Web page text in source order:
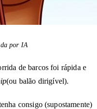
por IA
de barcos foi rápida e
(ou balão dirigível).
consigo (supostamente)